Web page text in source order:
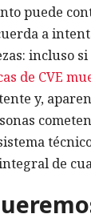
puede
a
incluso si
de CVE
y,
de